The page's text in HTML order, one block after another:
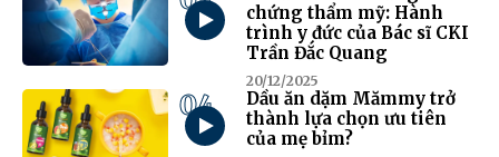
chứng thẩm mỹ: Hành
trình y đức của Bác sĩ CKI
Trần Đắc Quang
20/12/2025
04
Dầu ăn dặm Mămmy trở
thành lựa chọn ưu tiên
của mẹ bỉm?